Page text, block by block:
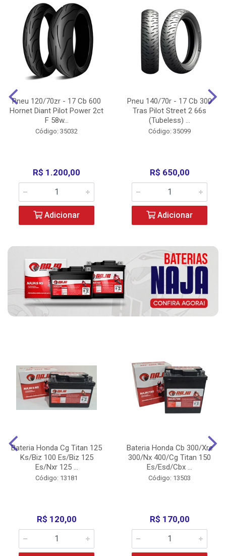
Pneu 120/70zr - 17 Cb 600
Hornet Diant Pilot Power 2ct
F 58w...
Código: 35032
R$ 1.200,00
Adicionar
Pneu 140/70r - 17 Cb 300
Tras Pilot Street 2 66s
(Tubeless) ...
Código: 35099
R$ 650,00
Adicionar
Bateria Honda Cg Titan 125
Ks/Biz 100 Es/Biz 125
Es/Nxr 125 ...
Código: 13181
R$ 120,00
Bateria Honda Cb 300/Xre
300/Nx 400/Cg Titan 150
Es/Esd/Cbx ...
Código: 13503
R$ 170,00